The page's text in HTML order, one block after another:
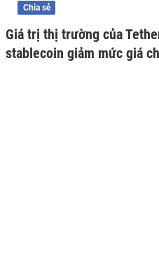
Chia sẻ
Giá trị thị trường của
stablecoin giảm mức giá